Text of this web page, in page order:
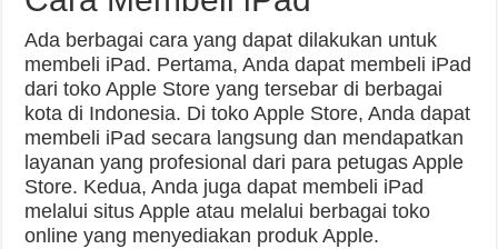
Ada berbagai cara yang dapat dilakukan untuk
membeli iPad. Pertama, Anda dapat membeli iPad
dari toko Apple Store yang tersebar di berbagai
kota di Indonesia. Di toko Apple Store, Anda dapat
membeli iPad secara langsung dan mendapatkan
layanan yang profesional dari para petugas Apple
Store. Kedua, Anda juga dapat membeli iPad
melalui situs Apple atau melalui berbagai toko
online yang menyediakan produk Apple.